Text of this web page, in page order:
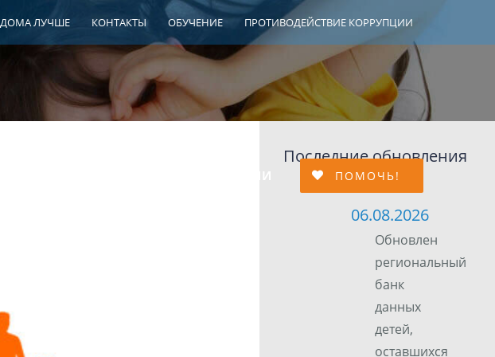
ДОМА ЛУЧШЕ КОНТАКТЫ ОБУЧЕНИЕ ПРОТИВОДЕЙСТВИЕ КОРРУПЦИИ
ПОМОЧЬ!
Последние обновления
06.08.2026
Обновлен
региональный
банк
данных
детей,
оставшихся